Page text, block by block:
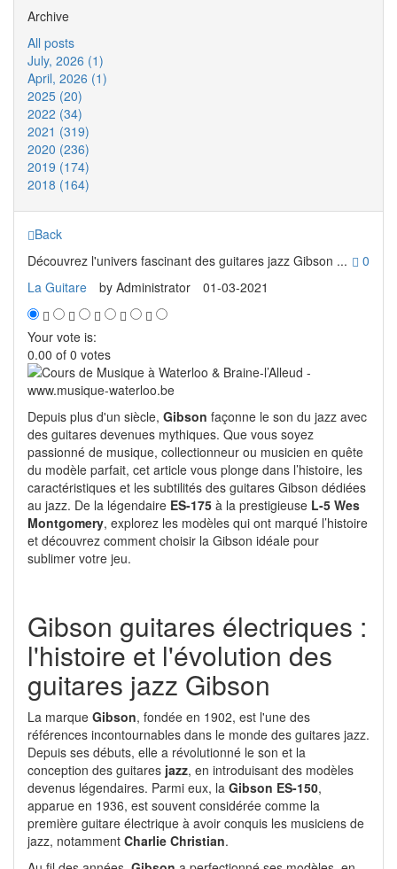
Archive
All posts
July, 2026 (1)
April, 2026 (1)
2025 (20)
2022 (34)
2021 (319)
2020 (236)
2019 (174)
2018 (164)
Back
0
Découvrez l'univers fascinant des guitares jazz Gibson ...
La Guitare
by Administrator 01-03-2021
Your vote is:
0.00 of 0 votes
Depuis plus d'un siècle, Gibson façonne le son du jazz avec
des guitares devenues mythiques. Que vous soyez
passionné de musique, collectionneur ou musicien en quête
du modèle parfait, cet article vous plonge dans l’histoire, les
caractéristiques et les subtilités des guitares Gibson dédiées
au jazz. De la légendaire ES-175 à la prestigieuse L-5 Wes
Montgomery, explorez les modèles qui ont marqué l’histoire
et découvrez comment choisir la Gibson idéale pour
sublimer votre jeu.
Gibson guitares électriques :
l'histoire et l'évolution des
guitares jazz Gibson
La marque Gibson, fondée en 1902, est l'une des
références incontournables dans le monde des guitares jazz.
Depuis ses débuts, elle a révolutionné le son et la
conception des guitares jazz, en introduisant des modèles
devenus légendaires. Parmi eux, la Gibson ES-150,
apparue en 1936, est souvent considérée comme la
première guitare électrique à avoir conquis les musiciens de
jazz, notamment Charlie Christian.